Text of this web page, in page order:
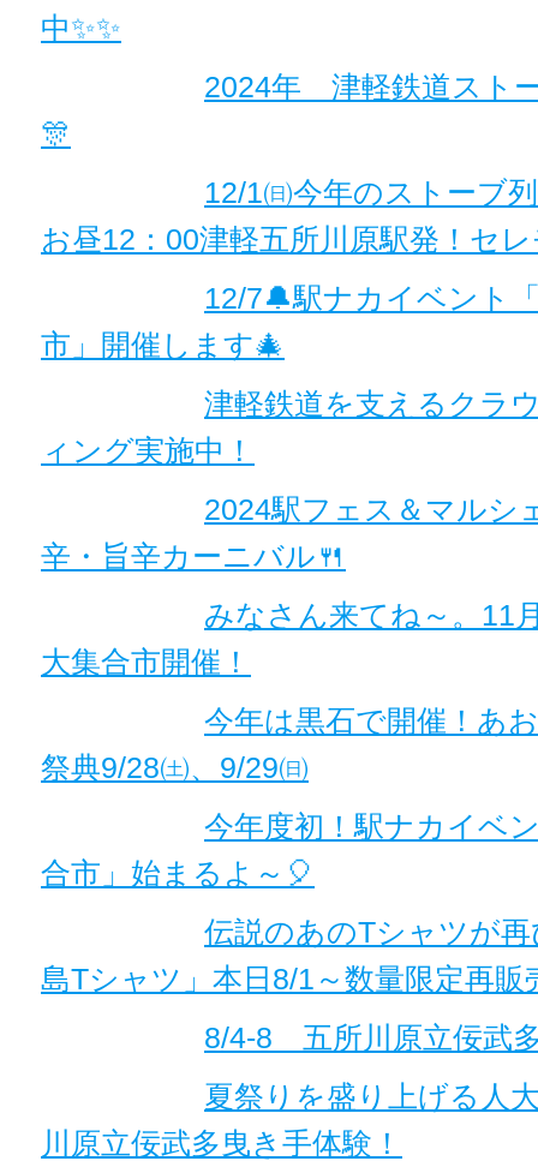
中✨✨
2024年 津軽鉄道スト
🎊
12/1㈰今年のストーブ
お昼12：00津軽五所川原駅発！セ
12/7🔔駅ナカイベント
市」開催します🎄
津軽鉄道を支えるクラ
ィング実施中！
2024駅フェス＆マルシ
辛・旨辛カーニバル🍴
みなさん来てね～。11
大集合市開催！
今年は黒石で開催！あ
祭典9/28㈯、9/29㈰
今年度初！駅ナカイベ
合市」始まるよ～🎈
伝説のあのTシャツが
島Tシャツ」本日8/1～数量限定再販
8/4-8 五所川原立佞武
夏祭りを盛り上げる人
川原立佞武多曳き手体験！